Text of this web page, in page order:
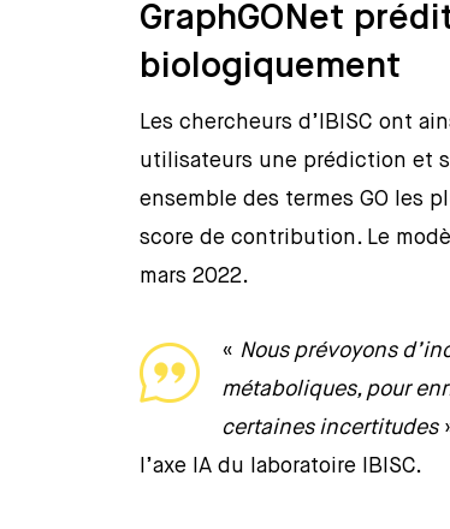
GraphGONet
biologiquement
Les chercheurs d’IBISC ont
utilisateurs une prédiction et
ensemble des termes GO les
score de contribution. Le
mars 2022.
« Nous prévoyons
métaboliques, pour
certaines incertitudes
l’axe IA du laboratoire IBISC.